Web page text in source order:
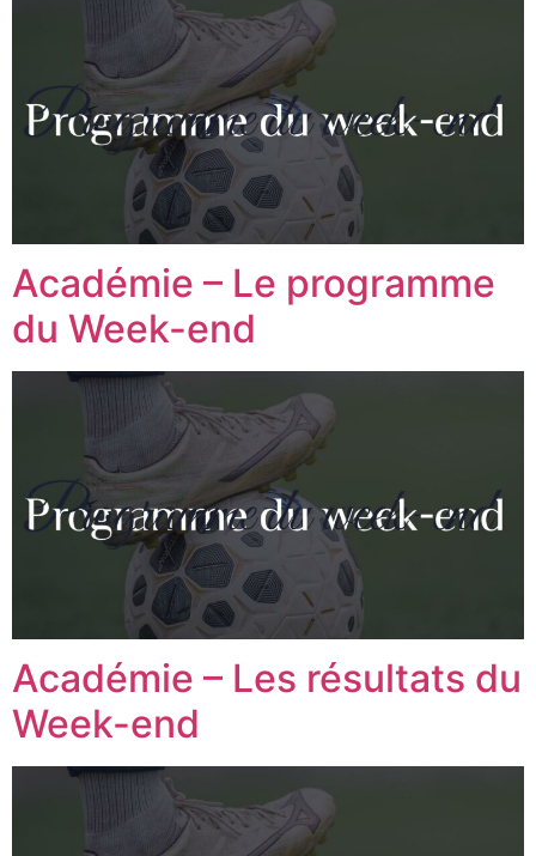
Académie – Le programme
du Week-end
Académie – Les résultats du
Week-end